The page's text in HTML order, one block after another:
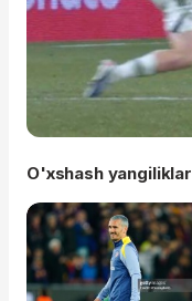
O'xshash yangiliklar